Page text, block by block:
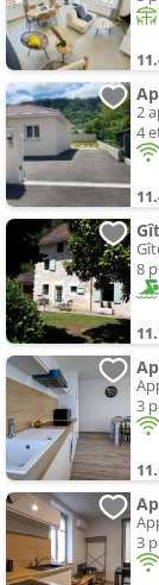
2
4
8
3
3